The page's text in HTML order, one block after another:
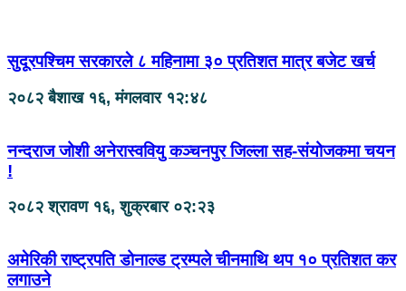
सुदूरपश्चिम सरकारले ८ महिनामा ३० प्रतिशत मात्र बजेट खर्च
२०८२ बैशाख १६, मंगलवार १२:४८
नन्दराज जोशी अनेरास्ववियु कञ्चनपुर जिल्ला सह-संयोजकमा चयन
!
२०८२ श्रावण १६, शुक्रबार ०२:२३
अमेरिकी राष्ट्रपति डोनाल्ड ट्रम्पले चीनमाथि थप १० प्रतिशत कर
लगाउने